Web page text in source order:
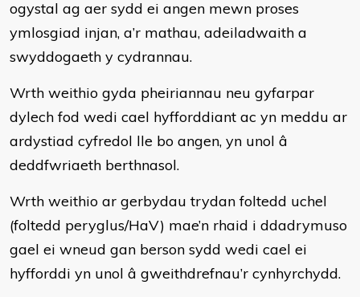
ogystal ag aer sydd ei angen mewn proses
ymlosgiad injan, a’r mathau, adeiladwaith a
swyddogaeth y cydrannau.
Wrth weithio gyda pheiriannau neu gyfarpar
dylech fod wedi cael hyfforddiant ac yn meddu ar
ardystiad cyfredol lle bo angen, yn unol â
deddfwriaeth berthnasol.
Wrth weithio ar gerbydau trydan foltedd uchel
(foltedd peryglus/HaV) mae’n rhaid i ddadrymuso
gael ei wneud gan berson sydd wedi cael ei
hyfforddi yn unol â gweithdrefnau’r cynhyrchydd.